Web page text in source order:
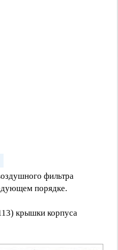
фильтра
порядке.
крышки корпуса